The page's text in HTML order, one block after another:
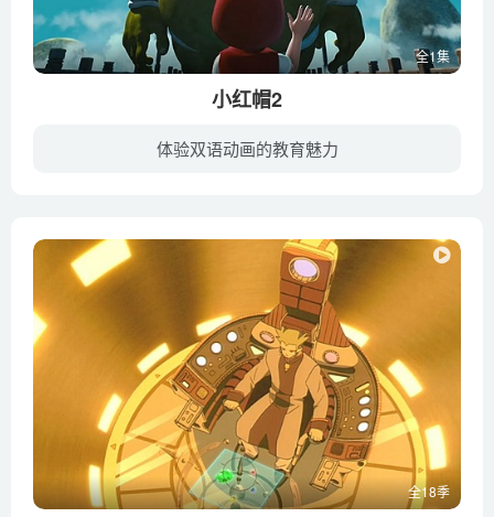
全1集
小红帽2
体验双语动画的教育魅力
全18季